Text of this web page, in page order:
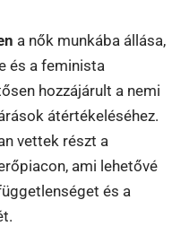
a nők munkába állása,
és a feminista
hozzájárult a nemi
átértékeléséhez.
vettek részt a
ami lehetővé
és a